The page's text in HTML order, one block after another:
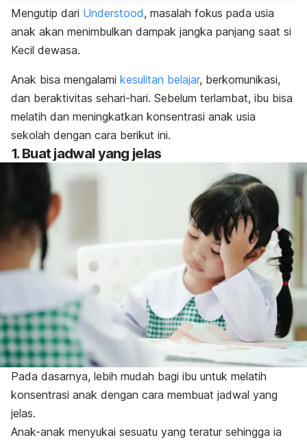
Mengutip dari Understood, masalah fokus pada usia
anak akan menimbulkan dampak jangka panjang saat si
Kecil dewasa.
Anak bisa mengalami kesulitan belajar, berkomunikasi,
dan beraktivitas sehari-hari. Sebelum terlambat, ibu bisa
melatih dan meningkatkan konsentrasi anak usia
sekolah dengan cara berikut ini.
1. Buat jadwal yang jelas
Pada dasarnya, lebih mudah bagi ibu untuk melatih
konsentrasi anak dengan cara membuat jadwal yang
jelas.
Anak-anak menyukai sesuatu yang teratur sehingga ia